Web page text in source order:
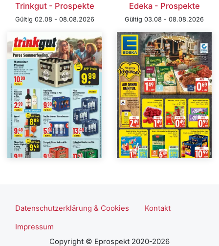
Trinkgut - Prospekte
Gültig 02.08 - 08.08.2026
Edeka - Prospekte
Gültig 03.08 - 08.08.2026
Datenschutzerklärung & Cookies
Kontakt
Impressum
Copyright © Eprospekt 2020-2026